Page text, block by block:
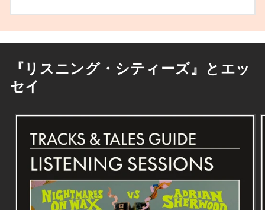
『リスニング・シティーズ』とエッ
セイ